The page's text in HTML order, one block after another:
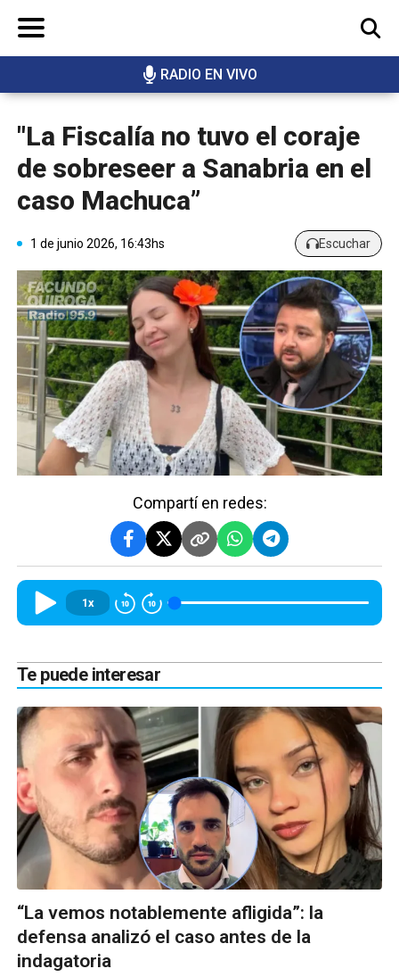
RADIO EN VIVO
BUSCAR
"La Fiscalía no tuvo el coraje
de sobreseer a Sanabria en el
caso Machuca”
1 de junio 2026, 16:43hs Escuchar
Compartí en redes:
1x
Te puede interesar
“La vemos notablemente afligida”: la
defensa analizó el caso antes de la
indagatoria